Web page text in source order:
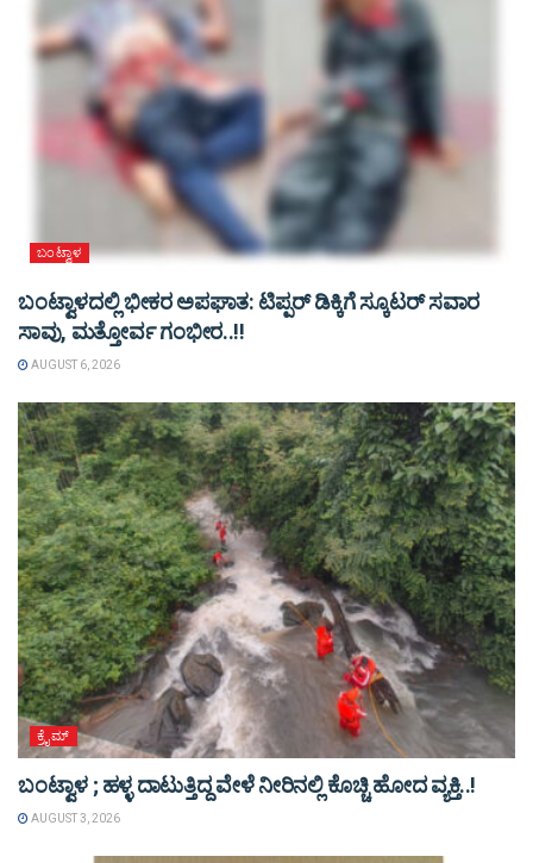
ಬಂಟ್ವಾಳ
ಬಂಟ್ವಾಳದಲ್ಲಿ ಭೀಕರ ಅಪಘಾತ: ಟಿಪ್ಪರ್ ಡಿಕ್ಕಿಗೆ ಸ್ಕೂಟರ್ ಸವಾರ
ಸಾವು, ಮತ್ತೋರ್ವ ಗಂಭೀರ..!!
AUGUST 6, 2026
ಕ್ರೈಮ್
ಬಂಟ್ವಾಳ ; ಹಳ್ಳ ದಾಟುತ್ತಿದ್ದ ವೇಳೆ ನೀರಿನಲ್ಲಿ ಕೊಚ್ಚಿ ಹೋದ ವ್ಯಕ್ತಿ..!
AUGUST 3, 2026